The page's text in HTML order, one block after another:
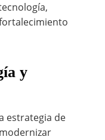
y
estrategia de